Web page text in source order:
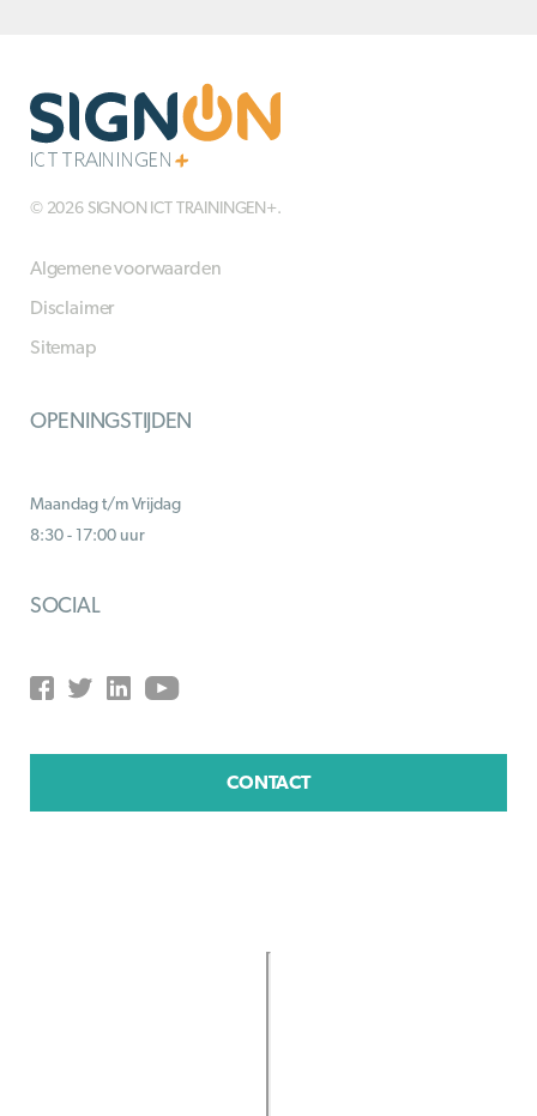
© 2026 SIGNON ICT TRAININGEN+.
Algemene voorwaarden
Disclaimer
Sitemap
OPENINGSTIJDEN
Maandag t/m Vrijdag
8:30 - 17:00 uur
SOCIAL
CONTACT